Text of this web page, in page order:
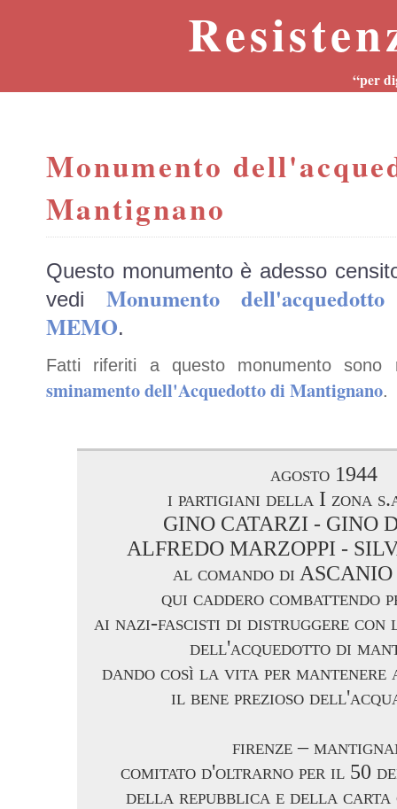
“per
Monumento
Mantignano
Questo monumento è adesso
vediMonumento
MEMO.
Fatti riferiti a questo monumento
sminamento dell'Acquedotto di Mantignano.
agosto 1944
i partigiani della I zona
GINO CATARZI - GINO
ALFREDO MARZOPPI -
al comando di
qui caddero combattendo
ai nazi-fascisti di distruggere con
dell'acquedotto di
dando così la vita per
il bene prezioso
firenze –
comitato d'oltrarno per il 50
della repubblica e della